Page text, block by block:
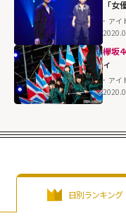
「女
アイ
欅坂
ィ
アイ
日別ランキング